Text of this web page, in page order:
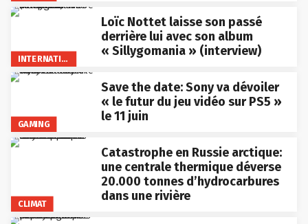
INTERNATIONAL
Loïc Nottet laisse son passé
derrière lui avec son album
« Sillygomania » (interview)
GAMING
Save the date: Sony va dévoiler
« le futur du jeu vidéo sur PS5 »
le 11 juin
CLIMAT
Catastrophe en Russie arctique:
une centrale thermique déverse
20.000 tonnes d’hydrocarbures
dans une rivière